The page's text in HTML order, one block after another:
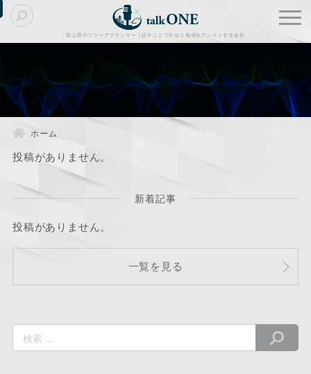
富山県のフリーアナウンサー｜話すことで社会と地域をアシストする会社
ホーム
投稿がありません。
新着記事
投稿がありません。
一覧を見る